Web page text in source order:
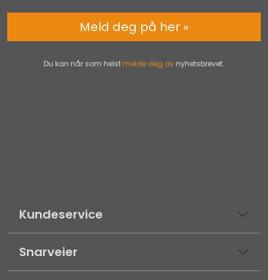
Kundeservice
Snarveier
Du kan når som helst melde deg av nyhetsbrevet.
Meld deg på her »